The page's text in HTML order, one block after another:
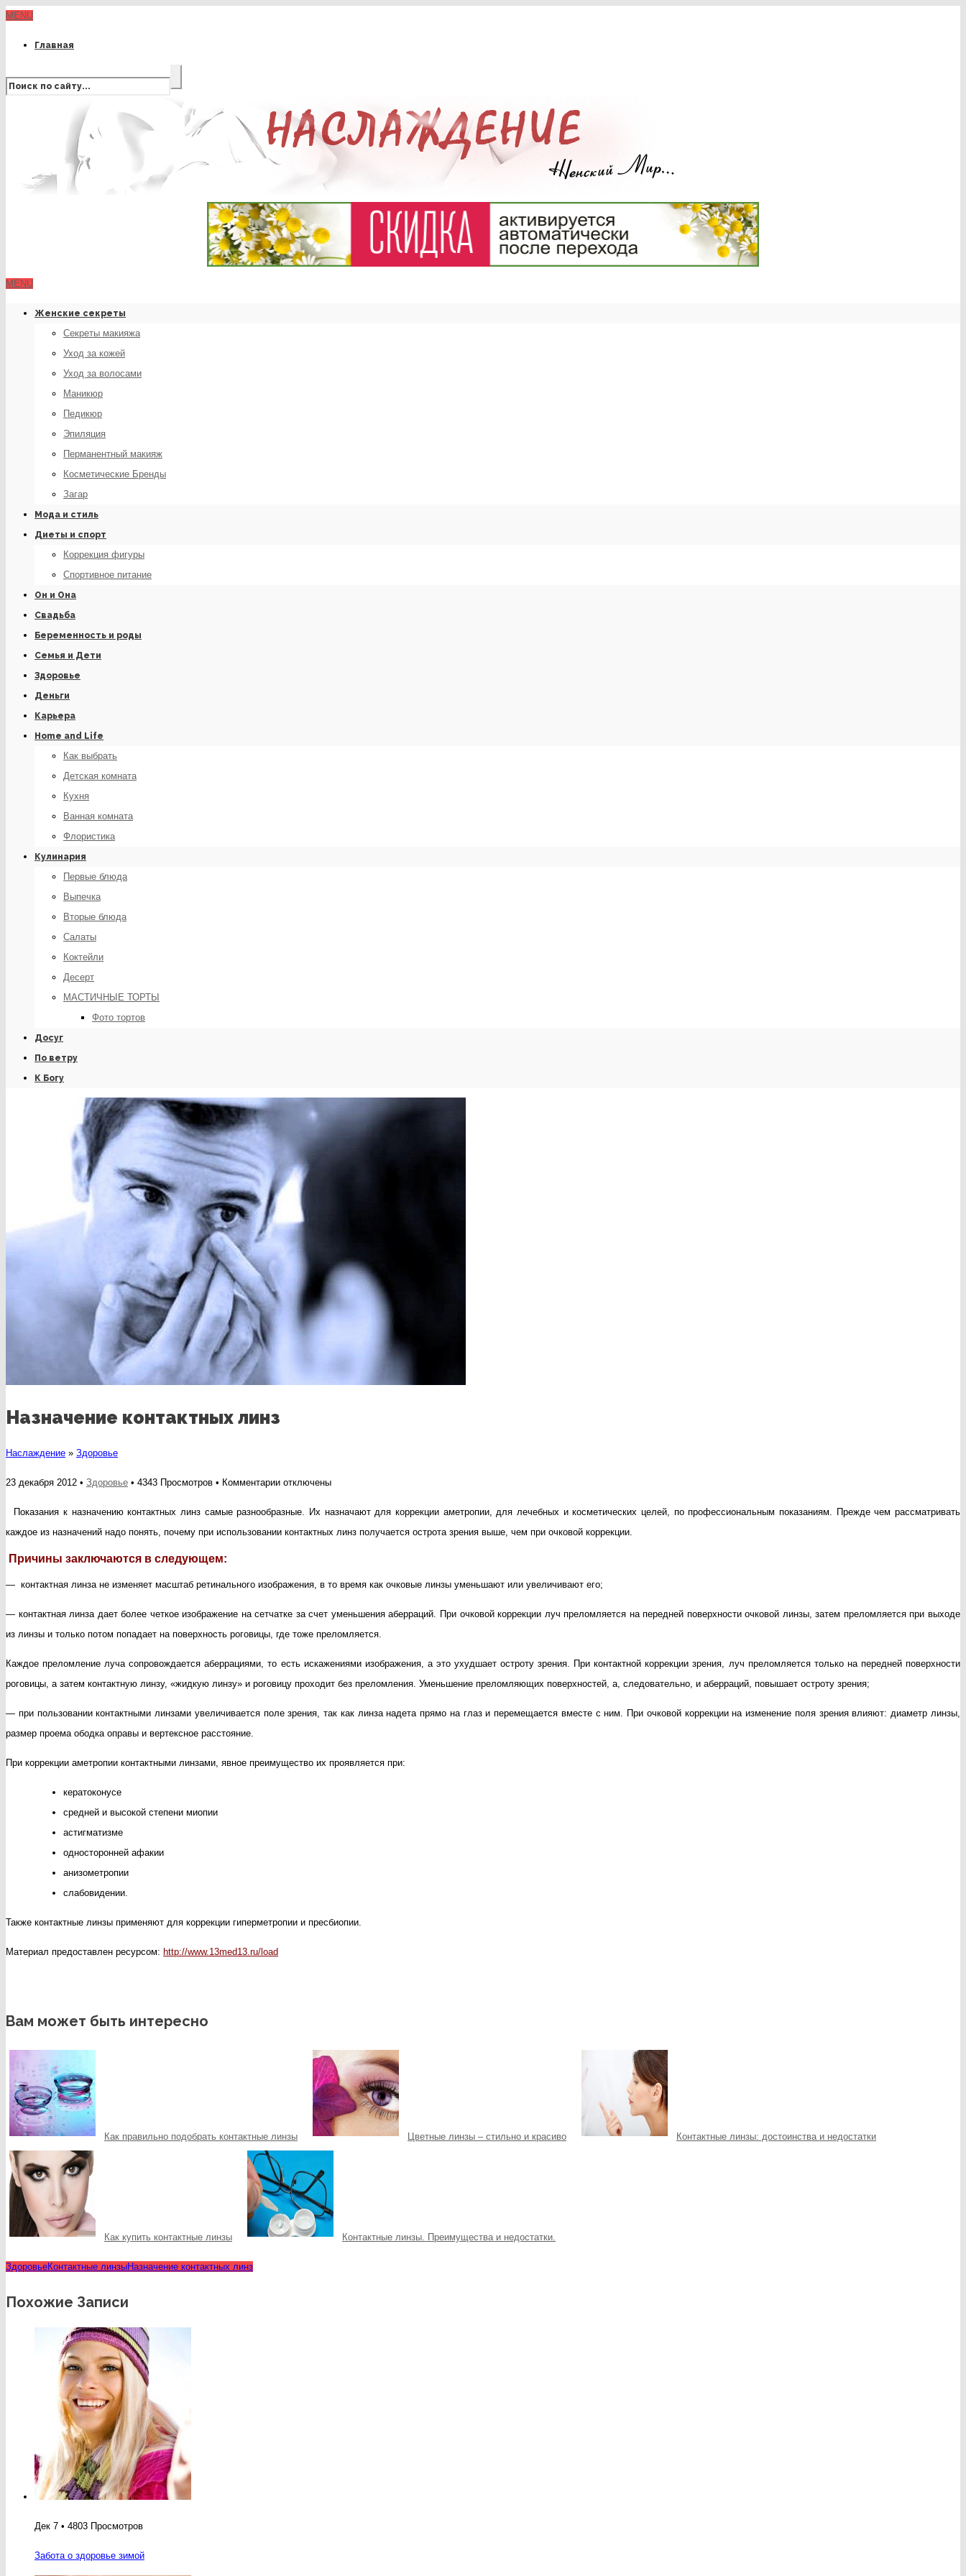
MENU
Главная
MENU
Женские секреты
Секреты макияжа
Уход за кожей
Уход за волосами
Маникюр
Педикюр
Эпиляция
Перманентный макияж
Косметические Бренды
Загар
Мода и стиль
Диеты и спорт
Коррекция фигуры
Спортивное питание
Он и Она
Свадьба
Беременность и роды
Семья и Дети
Здоровье
Деньги
Карьера
Home and Life
Как выбрать
Детская комната
Кухня
Ванная комната
Флористика
Кулинария
Первые блюда
Выпечка
Вторые блюда
Салаты
Коктейли
Десерт
МАСТИЧНЫЕ ТОРТЫ
Фото тортов
Досуг
По ветру
К Богу
Назначение контактных линз
Наслаждение » Здоровье
23 декабря 2012 • Здоровье • 4343 Просмотров • Комментариикотключены
Показания к назначению контактных линз самые разнообразные. Их назначают для коррекции аметропии, для лечебных и косметических целей, по профессиональным показаниям. Прежде чем рассматривать
каждое из назначений надо понять, почему при использовании контактных линз получается острота зрения выше, чем при очковой коррекции.
Причины заключаются в следующем:
— контактная линза не изменяет масштаб ретинального изображения, в то время как очковые линзы уменьшают или увеличивают его;
— контактная линза дает более четкое изображение на сетчатке за счет уменьшения аберраций. При очковой коррекции луч преломляется на передней поверхности очковой линзы, затем преломляется при выходе
из линзы и только потом попадает на поверхность роговицы, где тоже преломляется.
Каждое преломление луча сопровождается аберрациями, то есть искажениями изображения, а это ухудшает остроту зрения. При контактной коррекции зрения, луч преломляется только на передней поверхности
роговицы, а затем контактную линзу, «жидкую линзу» и роговицу проходит без преломления. Уменьшение преломляющих поверхностей, а, следовательно, и аберраций, повышает остроту зрения;
— при пользовании контактными линзами увеличивается поле зрения, так как линза надета прямо на глаз и перемещается вместе с ним. При очковой коррекции на изменение поля зрения влияют: диаметр линзы,
размер проема ободка оправы и вертексное расстояние.
При коррекции аметропии контактными линзами, явное преимущество их проявляется при:
кератоконусе
средней и высокой степени миопии
астигматизме
односторонней афакии
анизометропии
слабовидении.
Также контактные линзы применяют для коррекции гиперметропии и пресбиопии.
Материал предоставлен ресурсом: http://www.13med13.ru/load
Вам может быть интересно
Как правильно подобрать контактные линзы Цветные линзы – стильно и красиво Контактные линзы: достоинства и недостатки
Как купить контактные линзы Контактные линзы. Преимущества и недостатки.
ЗдоровьеКонтактные линзыНазначение контактных линз
Похожие Записи
Дек 7 • 4803 Просмотров
Забота о здоровье зимой